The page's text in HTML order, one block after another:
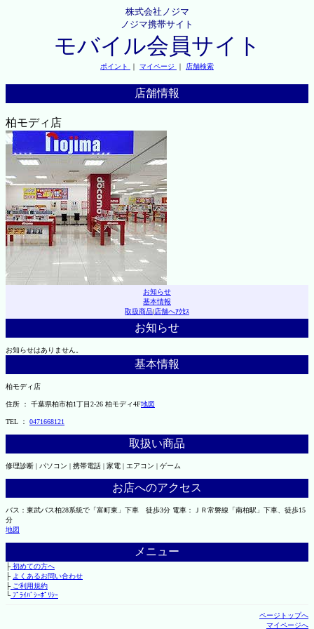
株式会社ノジマ
ノジマ携帯サイト
モバイル会員サイト
ポイント ｜ マイページ ｜ 店舗検索
店舗情報
柏モディ店
お知らせ
基本情報
取扱商品|店舗へｱｸｾｽ
お知らせ
お知らせはありません。
基本情報
柏モディ店
住所 ： 千葉県柏市柏1丁目2-26 柏モディ4F地図
TEL ： 0471668121
取扱い商品
修理診断 | パソコン | 携帯電話 | 家電 | エアコン | ゲーム
お店へのアクセス
バス：東武バス柏28系統で「富町東」下車 徒歩3分 電車：ＪＲ常磐線「南柏駅」下車、徒歩15
分
地図
メニュー
├初めての方へ
├ よくあるお問い合わせ
├ご利用規約
└ﾌﾟﾗｲﾊﾞｼｰﾎﾟﾘｼｰ
ページトップへ
マイページへ